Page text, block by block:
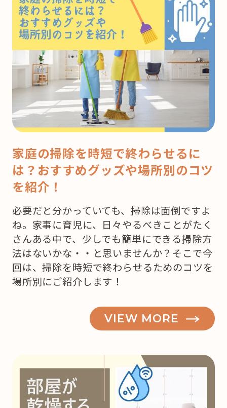
家庭の掃除を時短で終わらせるに
は？おすすめグッズや場所別のコツ
を紹介！
必要だと分かっていても、掃除は面倒ですよ
ね。家事に育児に、日々やるべきことがたく
さんある中で、少しでも簡単にできる掃除方
法はないかな・・と思いませんか？そこで今
回は、掃除を時短で終わらせるためのコツを
場所別にご紹介します！
VIEW MORE